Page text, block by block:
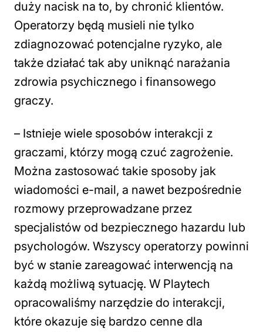
duży nacisk na to, by chronić klientów.
Operatorzy będą musieli nie tylko
zdiagnozować potencjalne ryzyko, ale
także działać tak aby uniknąć narażania
zdrowia psychicznego i finansowego
graczy.
– Istnieje wiele sposobów interakcji z
graczami, którzy mogą czuć zagrożenie.
Można zastosować takie sposoby jak
wiadomości e-mail, a nawet bezpośrednie
rozmowy przeprowadzane przez
specjalistów od bezpiecznego hazardu lub
psychologów. Wszyscy operatorzy powinni
być w stanie zareagować interwencją na
każdą możliwą sytuację. W Playtech
opracowaliśmy narzędzie do interakcji,
które okazuje się bardzo cenne dla